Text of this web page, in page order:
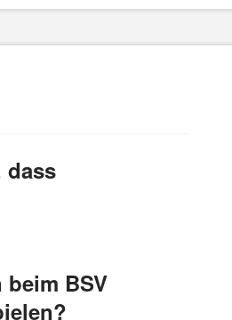
dass
BSV